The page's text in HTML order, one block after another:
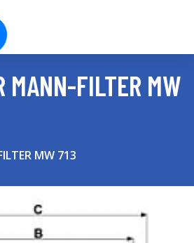
MANN-FILTER MW
MW 713